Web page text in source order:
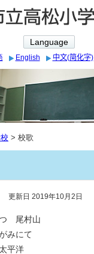
Language
English 中文(简化字)
> 校歌
更新日 2019年10月2日
つ 尾村山
みにて
平洋